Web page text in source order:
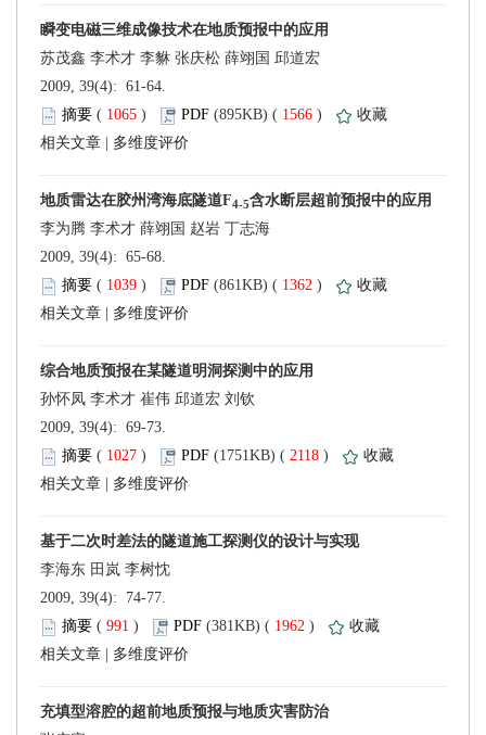
2009, 39(4): 61-64.
(
) 1566 )
2009, 39(4): 65-68.
(
) 1362 )
2009, 39(4): 69-73.
(
) 2118 )
2009, 39(4): 74-77.
(
) 1962 )